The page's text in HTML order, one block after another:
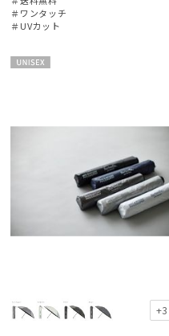
レディース
(356)
レインアイテム
帽子
＃ワンタッチ
＃UVカット
+3